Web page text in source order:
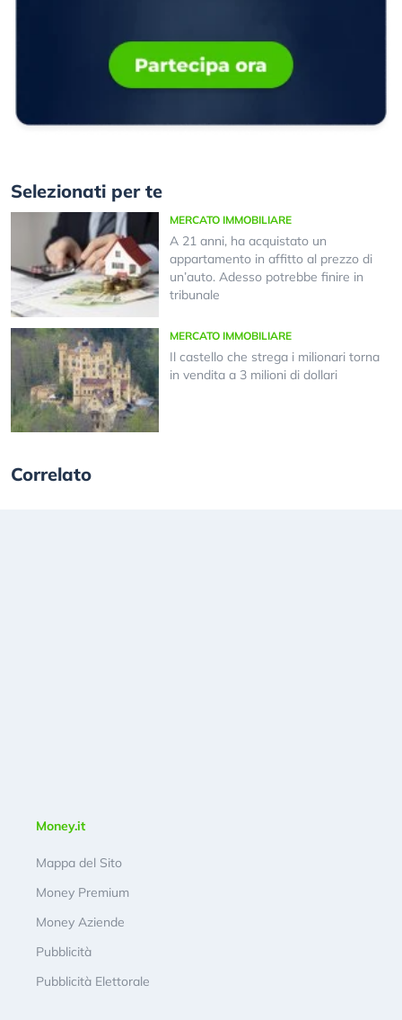
Selezionati per te
MERCATO IMMOBILIARE
A 21 anni, ha acquistato un
appartamento in affitto al prezzo di
un’auto. Adesso potrebbe finire in
tribunale
MERCATO IMMOBILIARE
Il castello che strega i milionari torna
in vendita a 3 milioni di dollari
Correlato
Money.it
Mappa del Sito
Money Premium
Money Aziende
Pubblicità
Pubblicità Elettorale